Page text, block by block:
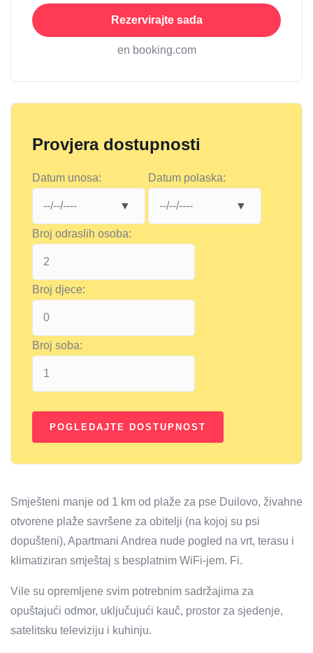
Rezervirajte sada
en booking.com
Provjera dostupnosti
Datum unosa: Datum polaska:
Broj odraslih osoba:
Broj djece:
Broj soba:
Smješteni manje od 1 km od plaže za pse Duilovo, živahne
otvorene plaže savršene za obitelji (na kojoj su psi
dopušteni), Apartmani Andrea nude pogled na vrt, terasu i
klimatiziran smještaj s besplatnim WiFi-jem. Fi.
Vile su opremljene svim potrebnim sadržajima za
opuštajući odmor, uključujući kauč, prostor za sjedenje,
satelitsku televiziju i kuhinju.